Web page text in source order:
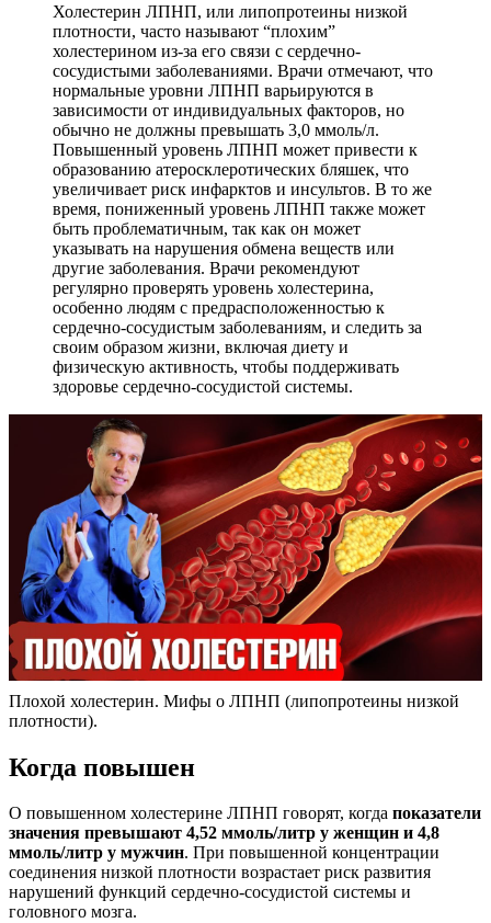
Холестерин ЛПНП, или липопротеины низкой
плотности, часто называют “плохим”
холестерином из-за его связи с сердечно-
сосудистыми заболеваниями. Врачи отмечают, что
нормальные уровни ЛПНП варьируются в
зависимости от индивидуальных факторов, но
обычно не должны превышать 3,0 ммоль/л.
Повышенный уровень ЛПНП может привести к
образованию атеросклеротических бляшек, что
увеличивает риск инфарктов и инсультов. В то же
время, пониженный уровень ЛПНП также может
быть проблематичным, так как он может
указывать на нарушения обмена веществ или
другие заболевания. Врачи рекомендуют
регулярно проверять уровень холестерина,
особенно людям с предрасположенностью к
сердечно-сосудистым заболеваниям, и следить за
своим образом жизни, включая диету и
физическую активность, чтобы поддерживать
здоровье сердечно-сосудистой системы.
Плохой холестерин. Мифы о ЛПНП (липопротеины низкой
плотности).
Когда повышен
О повышенном холестерине ЛПНП говорят, когда показатели
значения превышают 4,52 ммоль/литр у женщин и 4,8
ммоль/литр у мужчин. При повышенной концентрации
соединения низкой плотности возрастает риск развития
нарушений функций сердечно-сосудистой системы и
головного мозга.